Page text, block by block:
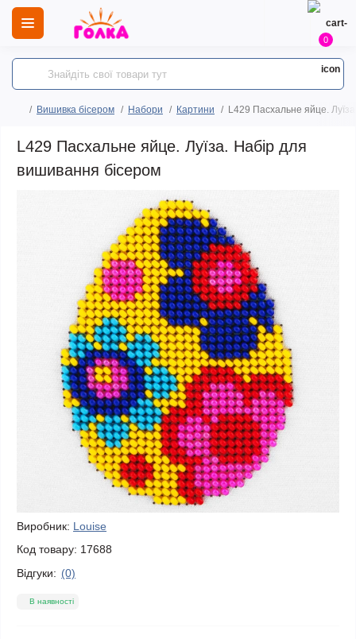
0
Вишивка бісером Набори Картини L429 Пасхальне яйце.
L429 Пасхальне яйце. Луїза. Набір для
вишивання бісером
Виробник: Louise
Код товару: 17688
Відгуки: (0)
В наявності